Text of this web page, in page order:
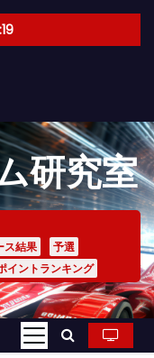
研究室
ス結果
予選
イントランキング